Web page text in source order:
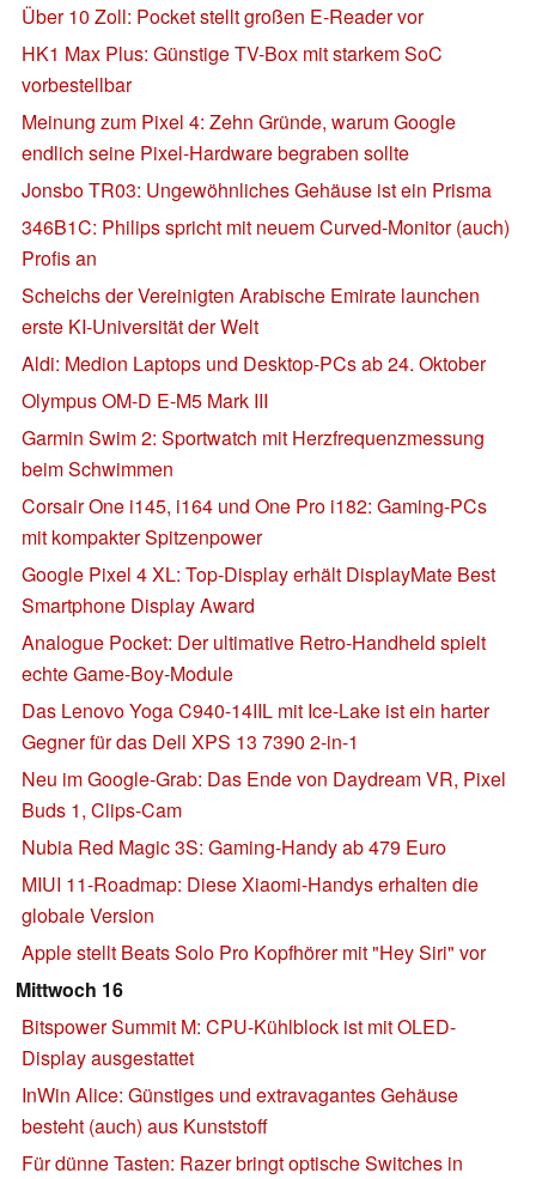
Über 10 Zoll: Pocket stellt großen E-Reader vor
HK1 Max Plus: Günstige TV-Box mit starkem SoC
vorbestellbar
Meinung zum Pixel 4: Zehn Gründe, warum Google
endlich seine Pixel-Hardware begraben sollte
Jonsbo TR03: Ungewöhnliches Gehäuse ist ein Prisma
346B1C: Philips spricht mit neuem Curved-Monitor (auch)
Profis an
Scheichs der Vereinigten Arabische Emirate launchen
erste KI-Universität der Welt
Aldi: Medion Laptops und Desktop-PCs ab 24. Oktober
Olympus OM-D E-M5 Mark III
Garmin Swim 2: Sportwatch mit Herzfrequenzmessung
beim Schwimmen
Corsair One i145, i164 und One Pro i182: Gaming-PCs
mit kompakter Spitzenpower
Google Pixel 4 XL: Top-Display erhält DisplayMate Best
Smartphone Display Award
Analogue Pocket: Der ultimative Retro-Handheld spielt
echte Game-Boy-Module
Das Lenovo Yoga C940-14IIL mit Ice-Lake ist ein harter
Gegner für das Dell XPS 13 7390 2-in-1
Neu im Google-Grab: Das Ende von Daydream VR, Pixel
Buds 1, Clips-Cam
Nubia Red Magic 3S: Gaming-Handy ab 479 Euro
MIUI 11-Roadmap: Diese Xiaomi-Handys erhalten die
globale Version
Apple stellt Beats Solo Pro Kopfhörer mit "Hey Siri" vor
Mittwoch 16
Bitspower Summit M: CPU-Kühlblock ist mit OLED-
Display ausgestattet
InWin Alice: Günstiges und extravagantes Gehäuse
besteht (auch) aus Kunststoff
Für dünne Tasten: Razer bringt optische Switches in